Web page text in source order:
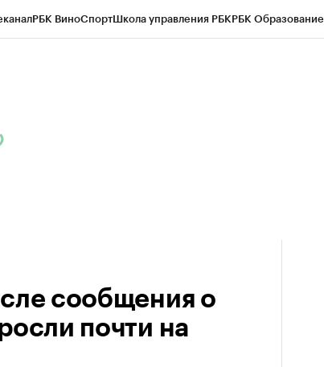
РБК ВиноСпортШкола управления РБКРБК Образование
сообщения о
почти на